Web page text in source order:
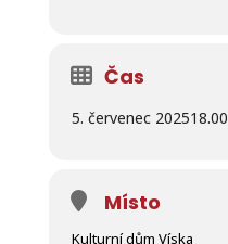
Čas
5. červenec 202518.00
Místo
Kulturní dům Víska